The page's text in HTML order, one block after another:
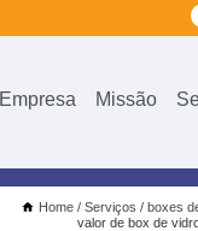
Empresa Missão
Home Serviços boxes
valor de box de